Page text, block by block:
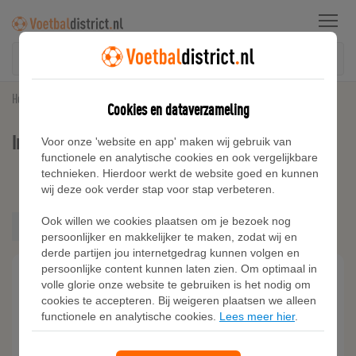
Menu
Home
Adidas
Nike
Puma
Inter Miami CF Voetbalshirts
Kies filters
Inter-miami-cf
Cookies en dataverzameling
Voor onze 'website en app' maken wij gebruik van
functionele en analytische cookies en ook vergelijkbare
technieken. Hierdoor werkt de website goed en kunnen
wij deze ook verder stap voor stap verbeteren.
Ook willen we cookies plaatsen om je bezoek nog
persoonlijker en makkelijker te maken, zodat wij en
derde partijen jou internetgedrag kunnen volgen en
persoonlijke content kunnen laten zien. Om optimaal in
volle glorie onze website te gebruiken is het nodig om
cookies te accepteren. Bij weigeren plaatsen we alleen
functionele en analytische cookies. Lees meer hier.